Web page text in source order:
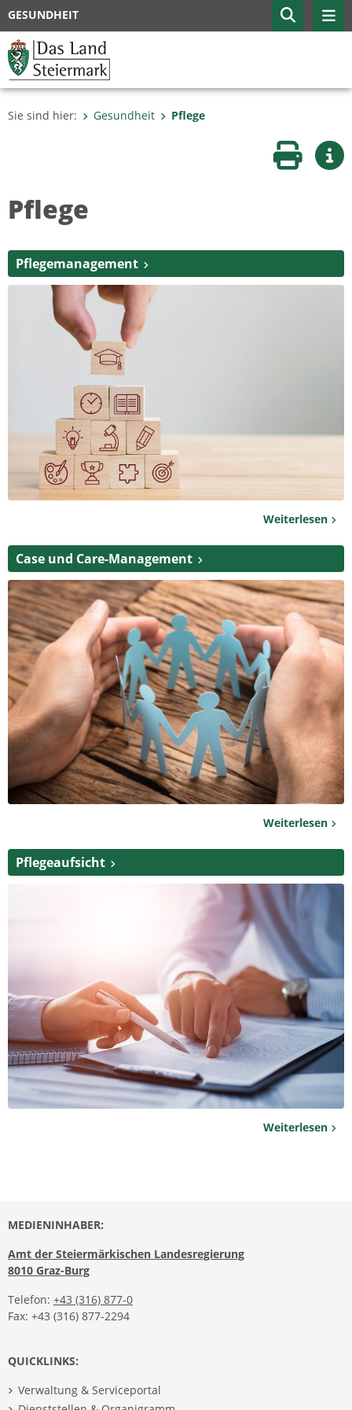
GESUNDHEIT
Sie sind hier: Gesundheit Pflege
Seite
Pflege
Pflegemanagement
Weiterlesen
Case und Care-Management
Weiterlesen
Pflegeaufsicht
Weiterlesen
MEDIENINHABER:
Amt der Steiermärkischen Landesregierung
8010 Graz-Burg
Telefon: +43 (316) 877-0
Fax: +43 (316) 877-2294
QUICKLINKS:
Verwaltung & Serviceportal